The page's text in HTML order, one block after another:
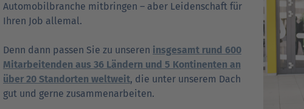
Automobil­branche mitbringen – aber Leiden­schaft für
Ihren Job allemal.
Denn dann passen Sie zu unseren insgesamt rund 600
Mitarbeitenden aus 36 Ländern und 5 Kontinenten an
über 20 Standorten weltweit, die unter unserem Dach
gut und gerne zusammen­arbeiten.